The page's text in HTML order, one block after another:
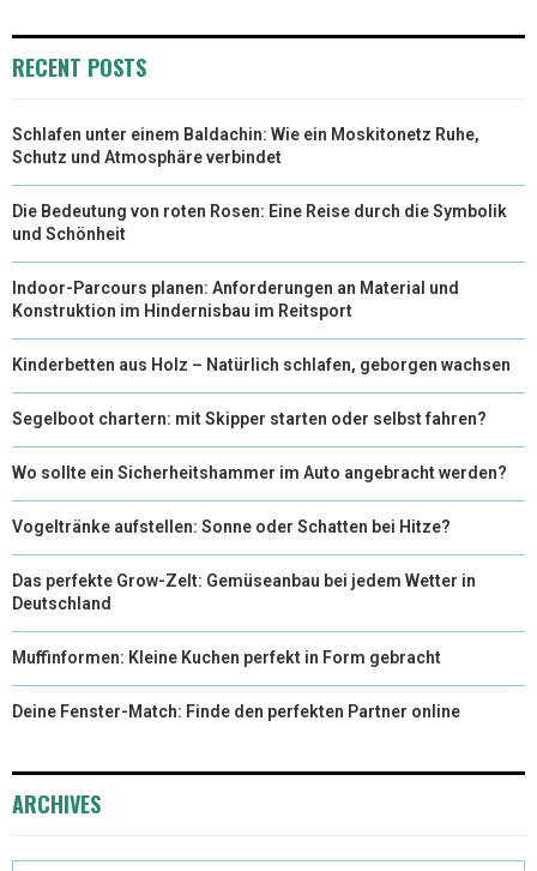
RECENT POSTS
Schlafen unter einem Baldachin: Wie ein Moskitonetz Ruhe,
Schutz und Atmosphäre verbindet
Die Bedeutung von roten Rosen: Eine Reise durch die Symbolik
und Schönheit
Indoor-Parcours planen: Anforderungen an Material und
Konstruktion im Hindernisbau im Reitsport
Kinderbetten aus Holz – Natürlich schlafen, geborgen wachsen
Segelboot chartern: mit Skipper starten oder selbst fahren?
Wo sollte ein Sicherheitshammer im Auto angebracht werden?
Vogeltränke aufstellen: Sonne oder Schatten bei Hitze?
Das perfekte Grow-Zelt: Gemüseanbau bei jedem Wetter in
Deutschland
Muffinformen: Kleine Kuchen perfekt in Form gebracht
Deine Fenster-Match: Finde den perfekten Partner online
ARCHIVES